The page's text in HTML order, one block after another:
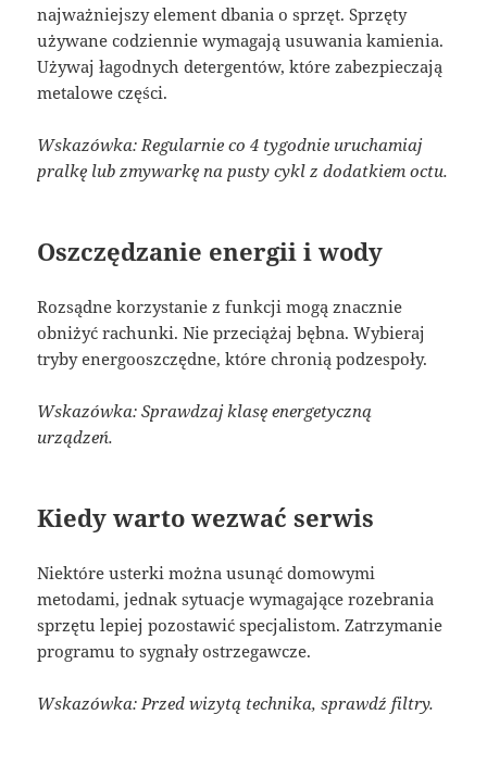
najważniejszy element dbania o sprzęt. Sprzęty
używane codziennie wymagają usuwania kamienia.
Używaj łagodnych detergentów, które zabezpieczają
metalowe części.
Wskazówka: Regularnie co 4 tygodnie uruchamiaj
pralkę lub zmywarkę na pusty cykl z dodatkiem octu.
Oszczędzanie energii i wody
Rozsądne korzystanie z funkcji mogą znacznie
obniżyć rachunki. Nie przeciążaj bębna. Wybieraj
tryby energooszczędne, które chronią podzespoły.
Wskazówka: Sprawdzaj klasę energetyczną
urządzeń.
Kiedy warto wezwać serwis
Niektóre usterki można usunąć domowymi
metodami, jednak sytuacje wymagające rozebrania
sprzętu lepiej pozostawić specjalistom. Zatrzymanie
programu to sygnały ostrzegawcze.
Wskazówka: Przed wizytą technika, sprawdź filtry.